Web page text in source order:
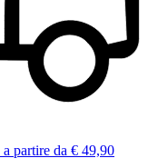
a partire da € 49,90